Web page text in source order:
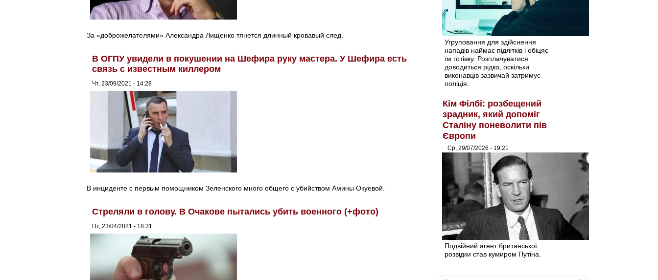
За «доброжелателями» Александра Лищенко тянется длинный кровавый след.
В ОГПУ увидели в покушении на Шефира руку мастера. У Шефира есть
связь с известным киллером
Чт, 23/09/2021 - 14:28
В инциденте с первым помощником Зеленского много общего с убийством Амины Окуевой.
Стреляли в голову. В Очакове пытались убить военного (+фото)
Пт, 23/04/2021 - 18:31
Угруповання для здійснення
нападів наймає підлітків і обіцяє
їм готівку. Розплачуватися
доводиться рідко, оскільки
виконавців зазвичай затримує
поліція.
Кім Філбі: розбещений
зрадник, який допоміг
Сталіну поневолити пів
Європи
Ср, 29/07/2026 - 19:21
Подвійний агент британської
розвідки став кумиром Путіна.